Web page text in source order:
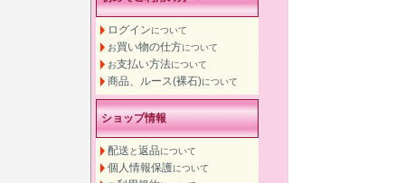
ログインについて
お買い物の仕方について
お支払い方法について
商品、ルース(裸石)について
ショップ情報
配送 と返品について
個人情報保護について